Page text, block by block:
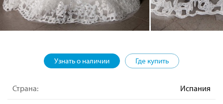
Узнать о наличии Где купить
Страна: Испания